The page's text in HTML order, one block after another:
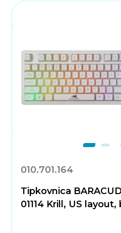
010.701.164
Tipkovnica
01114 Krill, US layout,